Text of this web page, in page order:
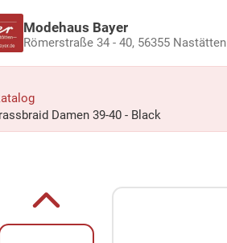
Modehaus Bayer
Römerstraße 34 - 40, 56355 Nastätten
Damen 39-40 - Black
springen